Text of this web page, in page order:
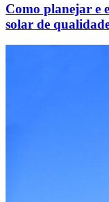
Como planejar e
solar de